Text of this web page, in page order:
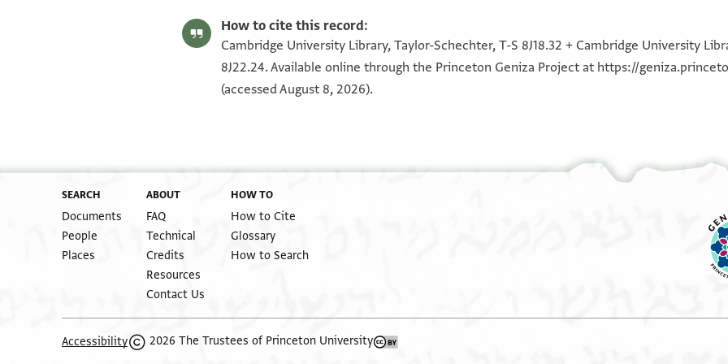
ימנע[ני]
אל [אגתמאע]
אברהם
How to cite this record:
Cambridge University Library, Taylor-Schechter, T-S 8J18.32 + Cambridge University
8J22.24. Available online through the Princeton Geniza Project at https://
(accessed August 8, 2026).
SEARCH
Documents
People
Places
ABOUT
FAQ
Technical
Credits
Resources
Contact Us
HOW TO
How to Cite
Glossary
How to Search
Accessibility 2026 The Trustees of Princeton University